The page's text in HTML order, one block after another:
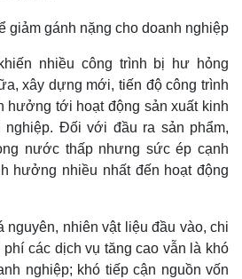
Thị trường
Giá vàng
Tiêu dùng
Tỷ giá
Giá cà phê
nhiều công trình bị hư hỏng
xây dựng mới, tiến độ công trình
hưởng tới hoạt động sản xuất kinh
nghiệp. Đối với đầu ra sản phẩm,
nước thấp nhưng sức ép cạnh
hưởng nhiều nhất đến hoạt động
nhiên vật liệu đầu vào, chi
các dịch vụ tăng cao vẫn là khó
nghiệp; khó tiếp cận nguồn vốn